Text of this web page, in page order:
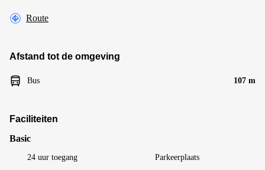
Route
Afstand tot de omgeving
Bus 107 m
Faciliteiten
Basic
24 uur toegang Parkeerplaats